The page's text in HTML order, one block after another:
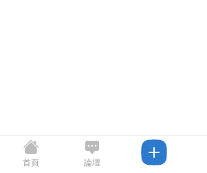
首頁 論壇